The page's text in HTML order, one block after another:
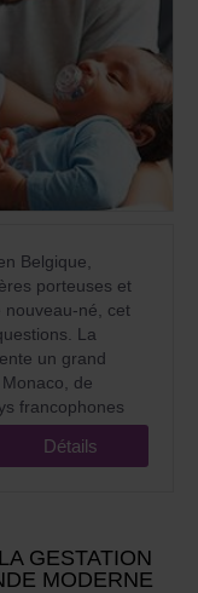
Belgique,
porteuses et
nouveau-né, cet
La
un grand
de
francophones
Détails
GESTATION
MODERNE